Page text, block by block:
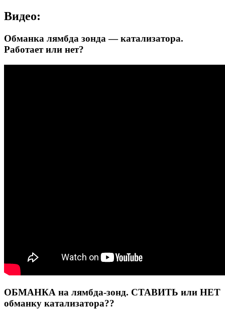
Видео:
Обманка лямбда зонда — катализатора.
Работает или нет?
ОБМАНКА на лямбда-зонд. СТАВИТЬ или НЕТ
обманку катализатора??